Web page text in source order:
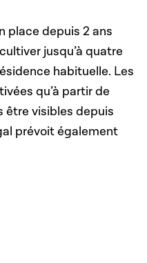
place depuis 2 ans
jusqu’à quatre
habituelle. Les
qu’à partir de
être visibles depuis
prévoit également